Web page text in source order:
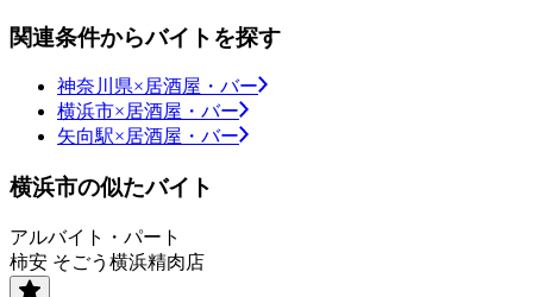
関連条件からバイトを探す
神奈川県×居酒屋・バー
横浜市×居酒屋・バー
矢向駅×居酒屋・バー
横浜市の似たバイト
アルバイト・パート
柿安 そごう横浜精肉店